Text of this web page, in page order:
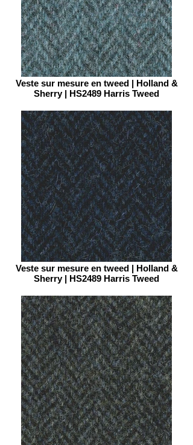
Veste sur mesure en tweed | Holland &
Sherry | HS2489 Harris Tweed
Veste sur mesure en tweed | Holland &
Sherry | HS2489 Harris Tweed